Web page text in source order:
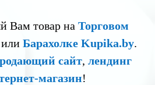
Вам товар на Торговом
Барахолке Kupika.by.
сайт, лендинг
магазин!